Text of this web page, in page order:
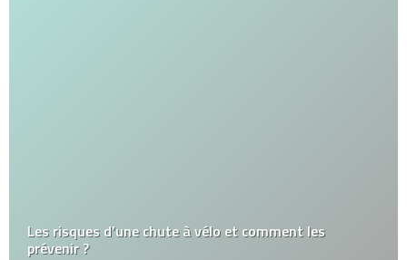
Les risques d’une chute à vélo et comment les
prévenir ?